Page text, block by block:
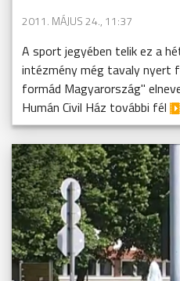
2011. MÁJUS 24., 11:37
A sport jegyében telik ez a
intézmény még tavaly nyert
formád Magyarország"
Humán Civil Ház további fél